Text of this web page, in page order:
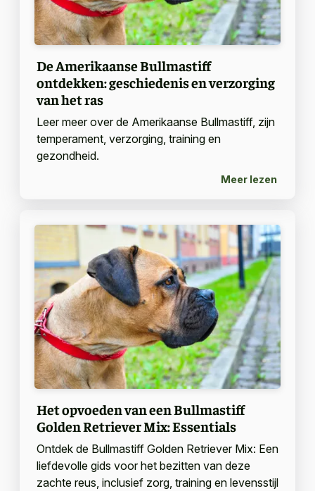
De Amerikaanse Bullmastiff
ontdekken: geschiedenis en verzorging
van het ras
Leer meer over de Amerikaanse Bullmastiff, zijn
temperament, verzorging, training en
gezondheid.
Meer lezen
Het opvoeden van een Bullmastiff
Golden Retriever Mix: Essentials
Ontdek de Bullmastiff Golden Retriever Mix: Een
liefdevolle gids voor het bezitten van deze
zachte reus, inclusief zorg, training en levensstijl